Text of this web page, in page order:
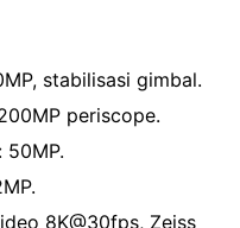
stabilisasi gimbal.
periscope.
50MP.
8K@30fps, Zeiss